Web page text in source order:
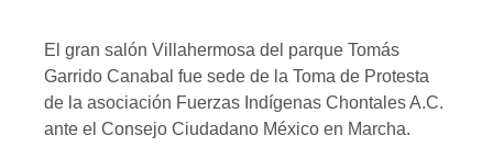
El gran salón Villahermosa del parque Tomás
Garrido Canabal fue sede de la Toma de Protesta
de la asociación Fuerzas Indígenas Chontales A.C.
ante el Consejo Ciudadano México en Marcha.